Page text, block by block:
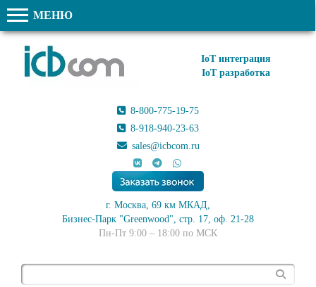
МЕНЮ
IoT интеграция
IoT разработка
8-800-775-19-75
8-918-940-23-63
sales@icbcom.ru
г. Москва, 69 км МКАД,
Бизнес-Парк "Greenwood", стр. 17, оф. 21-28
Пн-Пт 9:00 – 18:00 по МСК